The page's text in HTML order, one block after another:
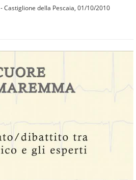
- Castiglione della Pescaia, 01/10/2010